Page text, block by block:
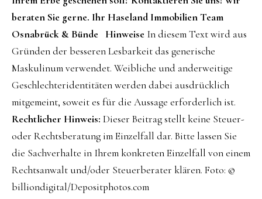
beraten Sie gerne. Ihr Haseland Immobilien Team
Osnabrück & Bünde
Hinweise In diesem Text wird aus
Gründen der besseren Lesbarkeit das generische
Maskulinum verwendet. Weibliche und anderweitige
Geschlechteridentitäten werden dabei ausdrücklich
mitgemeint, soweit es für die Aussage erforderlich ist.
Rechtlicher Hinweis: Dieser Beitrag stellt keine Steuer-
oder Rechtsberatung im Einzelfall dar. Bitte lassen Sie
die Sachverhalte in Ihrem konkreten Einzelfall von einem
Rechtsanwalt und/oder Steuerberater klären. Foto: ©
billiondigital/Depositphotos.com